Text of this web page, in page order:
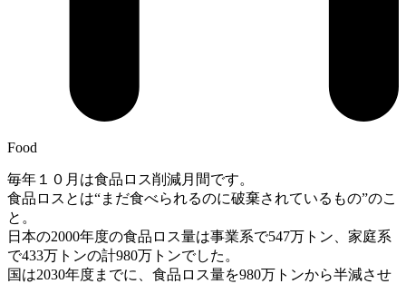
Food
毎年１０月は食品ロス削減月間です。
食品ロスとは“まだ食べられるのに破棄されているもの”のこ
と。
日本の2000年度の食品ロス量は事業系で547万トン、家庭系
で433万トンの計980万トンでした。
国は2030年度までに、食品ロス量を980万トンから半減させ